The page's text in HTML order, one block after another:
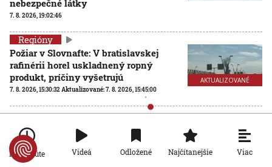
nebezpečné látky
7. 8. 2026, 19:02:46
AKTUALIZOVANÉ
Regióny
Požiar v Slovnafte: V bratislavskej
rafinérii horel uskladnený ropný
produkt, príčiny vyšetrujú
7. 8. 2026, 15:30:32Aktualizované:7. 8. 2026, 15:45:00
Po minúte Videá Odložené Najčítanejšie Viac